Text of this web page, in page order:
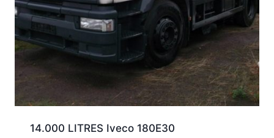
14.000 LITRES Iveco 180E30